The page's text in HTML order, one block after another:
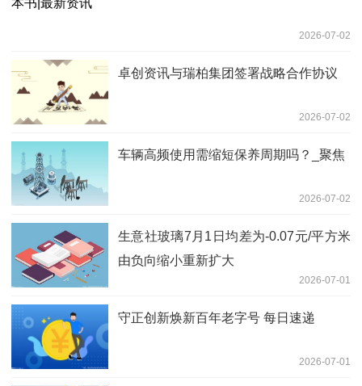
2026-07-02
卓创资讯与瑞柏集团签署战略合作协议
2026-07-02
车辆高频使用需缩短保养周期吗？_聚焦
2026-07-02
生意社玻璃7月1日均差为-0.07元/平方米
由负向缩小重新扩大
2026-07-01
守正创新焕新百年老字号 每日速递
2026-07-01